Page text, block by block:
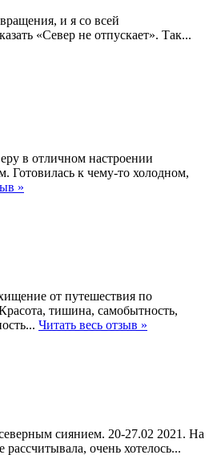
и я со всей
«Север не отпускает». Так...
в отличном настроении
Готовилась к чему-то холодном,
»
от путешествия по
тишина, самобытность,
Читать весь отзыв »
сиянием. 20-27.02 2021. На
очень хотелось...